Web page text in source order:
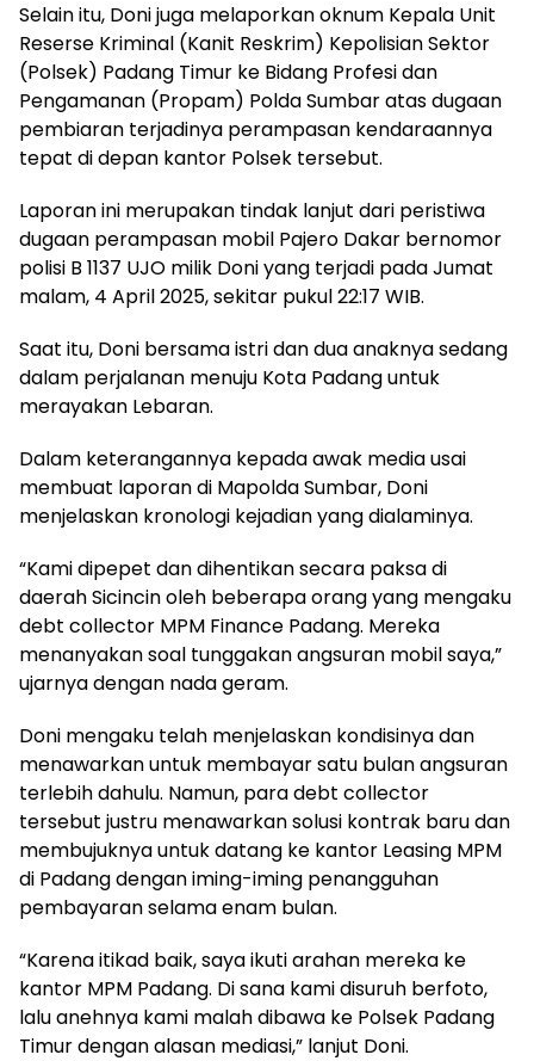
Selain itu, Doni juga melaporkan oknum Kepala Unit
Reserse Kriminal (Kanit Reskrim) Kepolisian Sektor
(Polsek) Padang Timur ke Bidang Profesi dan
Pengamanan (Propam) Polda Sumbar atas dugaan
pembiaran terjadinya perampasan kendaraannya
tepat di depan kantor Polsek tersebut.
Laporan ini merupakan tindak lanjut dari peristiwa
dugaan perampasan mobil Pajero Dakar bernomor
polisi B 1137 UJO milik Doni yang terjadi pada Jumat
malam, 4 April 2025, sekitar pukul 22:17 WIB.
Saat itu, Doni bersama istri dan dua anaknya sedang
dalam perjalanan menuju Kota Padang untuk
merayakan Lebaran.
Dalam keterangannya kepada awak media usai
membuat laporan di Mapolda Sumbar, Doni
menjelaskan kronologi kejadian yang dialaminya.
“Kami dipepet dan dihentikan secara paksa di
daerah Sicincin oleh beberapa orang yang mengaku
debt collector MPM Finance Padang. Mereka
menanyakan soal tunggakan angsuran mobil saya,”
ujarnya dengan nada geram.
Doni mengaku telah menjelaskan kondisinya dan
menawarkan untuk membayar satu bulan angsuran
terlebih dahulu. Namun, para debt collector
tersebut justru menawarkan solusi kontrak baru dan
membujuknya untuk datang ke kantor Leasing MPM
di Padang dengan iming-iming penangguhan
pembayaran selama enam bulan.
“Karena itikad baik, saya ikuti arahan mereka ke
kantor MPM Padang. Di sana kami disuruh berfoto,
lalu anehnya kami malah dibawa ke Polsek Padang
Timur dengan alasan mediasi,” lanjut Doni.